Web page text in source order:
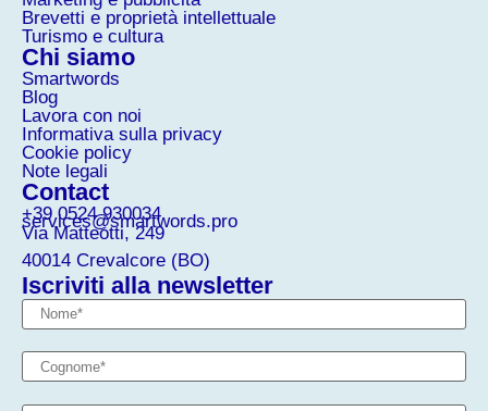
Brevetti e proprietà intellettuale
Turismo e cultura
Chi siamo
Smartwords
Blog
Lavora con noi
Informativa sulla privacy
Cookie policy
Note legali
Contact
+39 0524 930034
services@smartwords.pro
Via Matteotti, 249
40014 Crevalcore (BO)
Iscriviti alla newsletter